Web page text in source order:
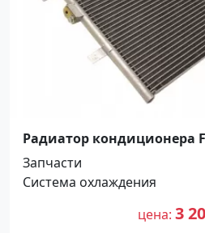
Радиатор кондиционера
Краснодар
Запчасти
Система охлаждения
цена 3